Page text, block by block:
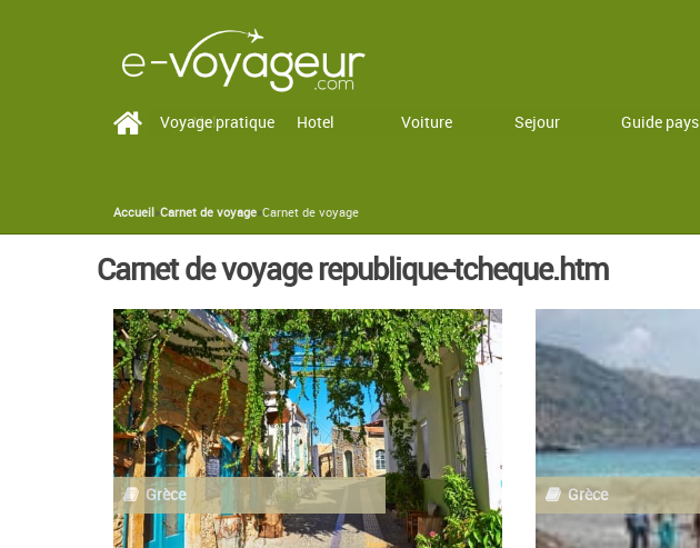
Vol Hotel Voiture Sejour Guide pays
Voyage pratique
You are here
Accueil»Carnet de voyage»Carnet de voyage
Carnet de voyage republique-tcheque.htm
Grèce Grèce